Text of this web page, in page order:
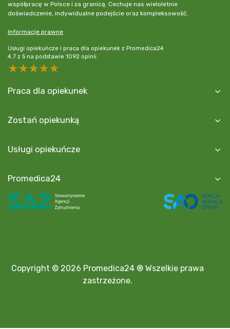
współpracę w Polsce i za granicą. Cechuje nas wieloletnie
doświadczenie, indywidualne podejście oraz kompleksowość.
Informacje prawne
Usługi opiekuńcze i praca dla opiekunek z Promedica24
4.7 z 5 na podstawie 1092 opinii
5 stars
4 stars
3 stars
2 stars
Praca dla opiekunek
Zostań opiekunką
Usługi opiekuńcze
Promedica24
Copyright © 2026 Promedica24 ® Wszelkie prawa
zastrzeżone.